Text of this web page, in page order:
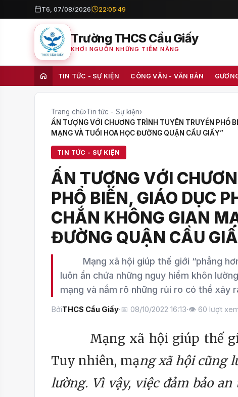
T6, 07/08/2026 22:05:50
Trường THCS Cầu Giấy
KHƠI NGUỒN NHỮNG TIỀM NĂNG
TIN TỨC - SỰ KIỆN CÔNG VĂN - VĂN BẢN
Trang chủ›Tin tức - Sự kiện›
ẤN TƯỢNG VỚI CHƯƠNG TRÌNH TUYÊN TRUYỀN PHỔ
MẠNG VÀ TUỔI HOA HỌC ĐƯỜNG QUẬN CẦU GIẤY”
TIN TỨC - SỰ KIỆN
ẤN TƯỢNG VỚI
PHỔ BIẾN, GIÁO DỤC
CHẮN KHÔNG GIAN
ĐƯỜNG QUẬN CẦU
Mạng xã hội giúp thế giới “phẳng hơn,
luôn ẩn chứa những nguy hiểm khôn
mạng và nắm rõ những rủi ro có thể xảy
BởiTHCS Cầu Giấy·📅 08/10/2022 16:13·👁 60 lượt
Mạng xã hội giúp thế giới
Tuy nhiên, mạng xã hội cũng
lường. Vì vậy, việc đảm bảo